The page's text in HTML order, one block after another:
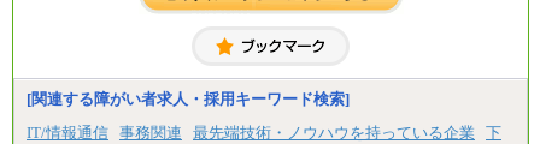
＜募集各社・全職種共通＞
月給21万円以上～
※試用期間中の給与に変更はありません。
ます。
[関連する障がい者求人・採用キーワード検索]
IT/情報通信 事務関連 最先端技術・ノウハウを持っている企業
下